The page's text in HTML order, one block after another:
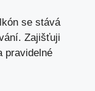
se stává
Zajišťuji
pravidelné